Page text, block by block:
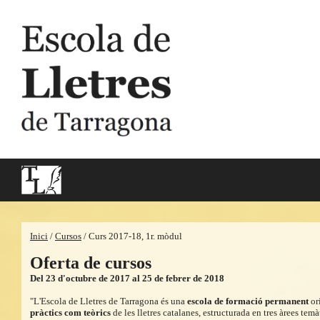
Inici / Cursos / Curs 2017-18, 1r. mòdul
Oferta de cursos
Del 23 d'octubre de 2017 al 25 de febrer de 2018
"L'Escola de Lletres de Tarragona és una escola de formació permanent
pràctics com teòrics de les lletres catalanes, estructurada en tres àrees